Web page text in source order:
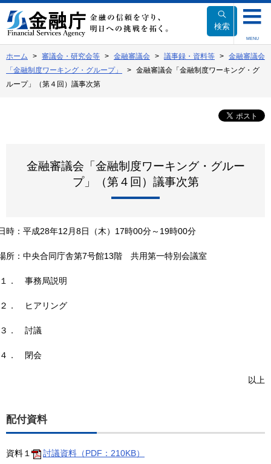
文
へ
動
検索
MENU
ホーム 審議会・研究会等 金融審議会 議事録・資料等
金融審議会
「金融制度ワーキング・グループ」
金融審議会「金融制度ワーキング・グ
ループ」（第４回）議事次第
金融審議会「金融制度ワーキング・グルー
プ」（第４回）議事次第
時 ： 平成28年12月8日（木）17時00分～19時00分
所 ： 中央合同庁舎第7号館13階 共用第一特別会議室
． 事務局説明
． ヒアリング
． 討議
． 閉会
以上
配付資料
資料１ 討議資料（PDF：210KB）